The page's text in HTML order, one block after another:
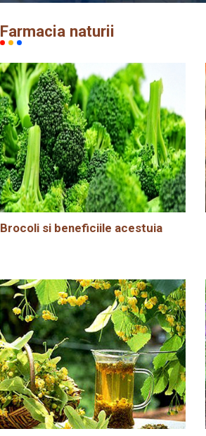
Farmacia naturii
Brocoli si beneficiile acestuia